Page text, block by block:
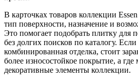
В карточках товаров коллекции
тип поверхности, назначение и
Это помогает подобрать плитку для
без долгих поисков по каталогу.
комбинированная отделка, стоит
более износостойкое покрытие, а
декоративные элементы коллекции.